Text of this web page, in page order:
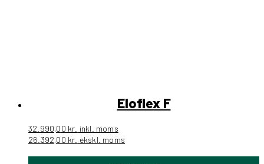
Eloflex F
32.990,00 kr. inkl. moms
26.392,00 kr. ekskl. moms